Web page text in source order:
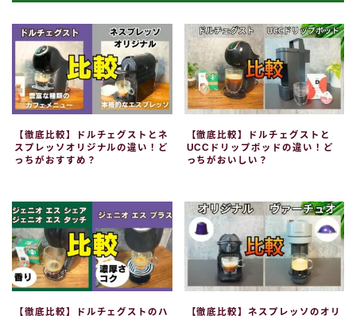
【徹底比較】ドルチェグストとネ
スプレッソオリジナルの違い！ど
っちがおすすめ？
【徹底比較】ドルチェグストと
UCCドリップポッドの違い！ど
っちがおいしい？
【徹底比較】ドルチェグストのハ
【徹底比較】ネスプレッソのオリ